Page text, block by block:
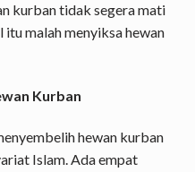
kurban tidak segera mati
itu malah menyiksa hewan
Kurban
hewan kurban
Islam. Ada empat